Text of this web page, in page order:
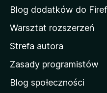
d
m
o
w
M
Blog dodatków do
Warsztat rozszerzeń
Strefa autora
Zasady programistów
Blog społeczności